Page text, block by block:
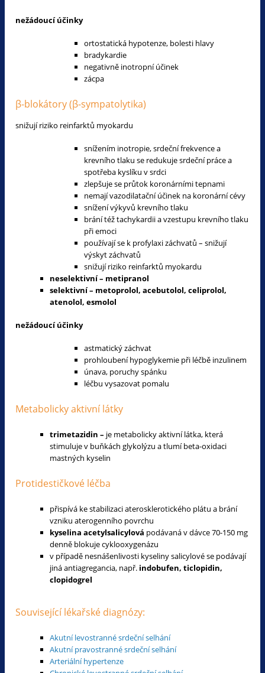
nežádoucí účinky
ortostatická hypotenze, bolesti hlavy
bradykardie
negativně inotropní účinek
zácpa
β-blokátory (β-sympatolytika)
snižují riziko reinfarktů myokardu
snížením inotropie, srdeční frekvence a
krevního tlaku se redukuje srdeční práce a
spotřeba kyslíku v srdci
zlepšuje se průtok koronárními tepnami
nemají vazodilatační účinek na koronární cévy
snížení výkyvů krevního tlaku
brání též tachykardii a vzestupu krevního tlaku
při emoci
používají se k profylaxi záchvatů – snižují
výskyt záchvatů
snižují riziko reinfarktů myokardu
neselektivní – metipranol
selektivní – metoprolol, acebutolol, celiprolol,
atenolol, esmolol
nežádoucí účinky
astmatický záchvat
prohloubení hypoglykemie při léčbě inzulinem
únava, poruchy spánku
léčbu vysazovat pomalu
Metabolicky aktivní látky
trimetazidin – je metabolicky aktivní látka, která
stimuluje v buňkách glykolýzu a tlumí beta-oxidaci
mastných kyselin
Protidestičkové léčba
přispívá ke stabilizaci aterosklerotického plátu a brání
vzniku aterogenního povrchu
kyselina acetylsalicylová podávaná v dávce 70-150 mg
denně blokuje cyklooxygenázu
v případě nesnášenlivosti kyseliny salicylové se podávají
jiná antiagregancia, např. indobufen, ticlopidin,
clopidogrel
Související lékařské diagnózy:
Akutní levostranné srdeční selhání
Akutní pravostranné srdeční selhání
Arteriální hypertenze